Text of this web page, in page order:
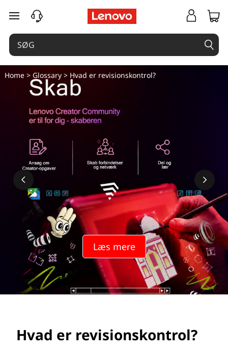
H
a
d
n
spring til hovedindhold
Læs mere
Home> Glossary> Hvad er revisionskontrol?
Hvad er revisionskontrol?